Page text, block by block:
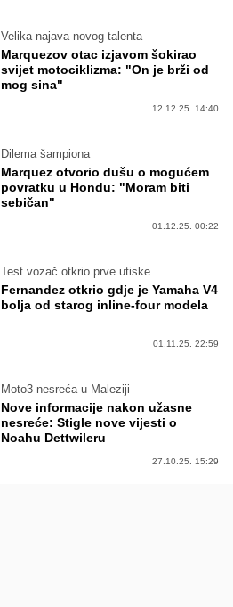
Velika najava novog talenta
Marquezov otac izjavom šokirao
svijet motociklizma: "On je brži od
mog sina"
12.12.25. 14:40
Dilema šampiona
Marquez otvorio dušu o mogućem
povratku u Hondu: "Moram biti
sebičan"
01.12.25. 00:22
Test vozač otkrio prve utiske
Fernandez otkrio gdje je Yamaha V4
bolja od starog inline-four modela
01.11.25. 22:59
Moto3 nesreća u Maleziji
Nove informacije nakon užasne
nesreće: Stigle nove vijesti o
Noahu Dettwileru
27.10.25. 15:29